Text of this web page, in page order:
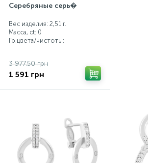
Серебряные серь�
Вес изделия: 2,51 г.
Масса, ct: 0
Гр.цвета/чистоты:
3 977.50 грн
1 591 грн